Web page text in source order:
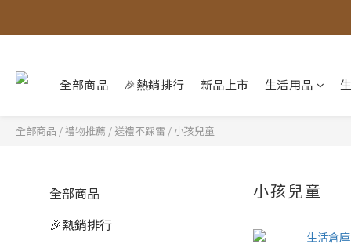
全部商品 🎉熱銷排行 新品上市 生活用品
全部商品 /禮物推薦 / 送禮不踩雷 /小孩兒童
全部商品
🎉熱銷排行
小孩兒童